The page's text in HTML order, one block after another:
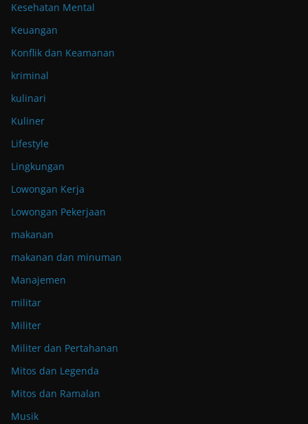
Kesehatan Mental
Keuangan
Konflik dan Keamanan
kriminal
kulinari
Kuliner
Lifestyle
Lingkungan
Lowongan Kerja
Lowongan Pekerjaan
makanan
makanan dan minuman
Manajemen
militar
Militer
Militer dan Pertahanan
Mitos dan Legenda
Mitos dan Ramalan
Musik